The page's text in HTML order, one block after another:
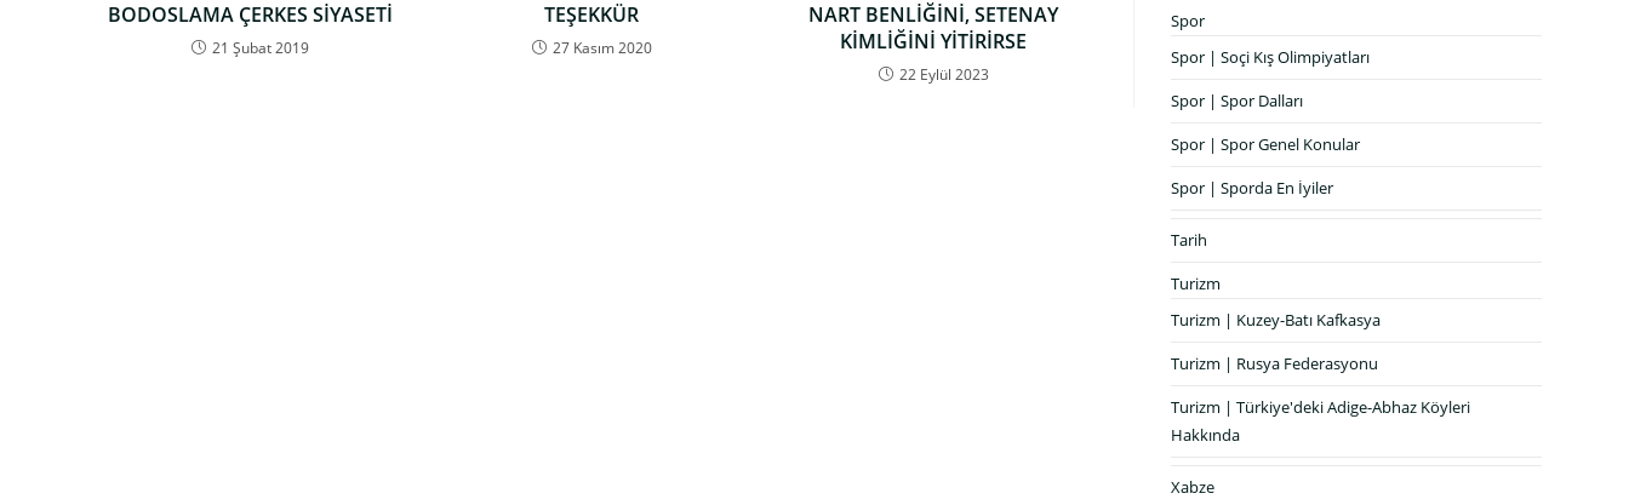
BODOSLAMA ÇERKES SİYASETİ
21 Şubat 2019
TEŞEKKÜR
27 Kasım 2020
NART BENLİĞİNİ, SETENAY
KİMLİĞİNİ YİTİRİRSE
22 Eylül 2023
Spor
Spor | Soçi Kış Olimpiyatları
Spor | Spor Dalları
Spor | Spor Genel Konular
Spor | Sporda En İyiler
Tarih
Turizm
Turizm | Kuzey-Batı Kafkasya
Turizm | Rusya Federasyonu
Turizm | Türkiye'deki Adige-Abhaz Köyleri
Hakkında
Xabze